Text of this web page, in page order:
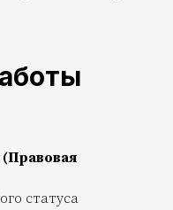
статуса